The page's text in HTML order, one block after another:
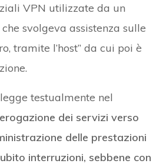
VPN utilizzate da un
svolgeva assistenza sulle
tramite l’host” da cui poi è
testualmente nel
dei servizi verso
delle prestazioni
interruzioni, sebbene con